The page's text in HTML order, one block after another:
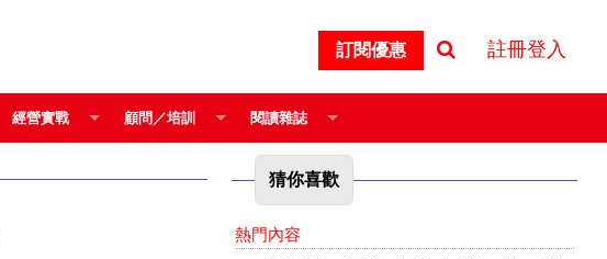
訂閱優惠 註冊登入
經營實戰 顧問／培訓 閱讀雜誌
猜你喜歡
熱門內容